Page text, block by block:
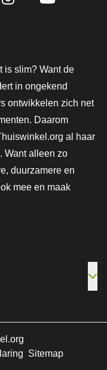
is slim? Want de
in ongekend
ontwikkelen zich net
Daarom
al haar
Want alleen zo
duurzamere en
mee en maak
Sitemap